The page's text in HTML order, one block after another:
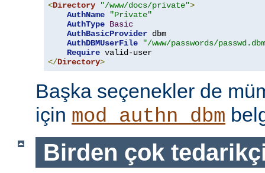
<Directory "/www/docs/private">
AuthName
"Private"
AuthType Basic
AuthBasicProvider dbm
AuthDBMUserFile
"/www/passwords/
Require
</Directory>
Başka seçenekler de
için mod_authn_dbm
Birden çok